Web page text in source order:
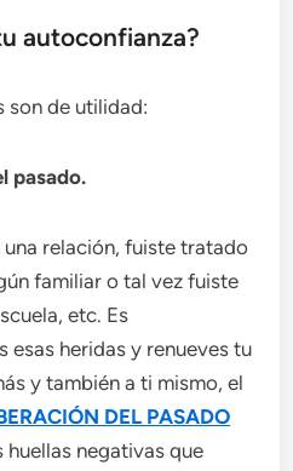
autoconfianza?
son de utilidad:
pasado.
relación, fuiste tratado
familiar o tal vez fuiste
etc. Es
esas heridas y renueves tu
y también a ti mismo, el
DEL PASADO
huellas negativas que